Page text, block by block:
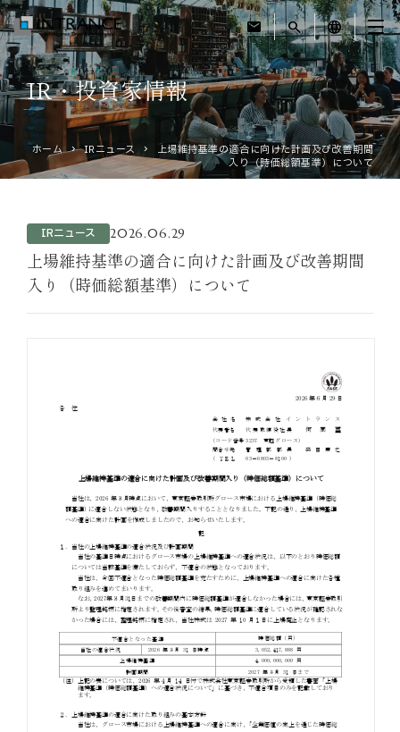
mail search language
トップ
企業情報
運営ホテル
IR・投資家情報
お知らせ
お役立ちコラム
採用情報
お問い合わせ
免責事項サイトマップ勧誘方針IRポリシー
IR・投資家情報
ホーム IRニュース
上場維持基準の適合に向けた計画及び改善期間
入り（時価総額基準）について
IRニュース 2026.06.29
上場維持基準の適合に向けた計画及び改善期間
入り（時価総額基準）について